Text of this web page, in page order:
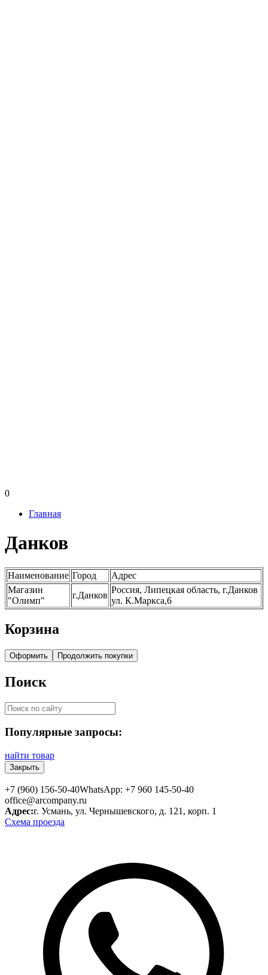
0
Главная
Данков
Наименование Город
Адрес
Магазин
"Олимп"
г.Данков
Россия, Липецкая область, г.Данков
ул. К.Маркса,6
Корзина
Оформить Продолжить покупки
Поиск
Популярные запросы:
найти товар
Закрыть
+7 (960) 156-50-40WhatsApp: +7 960 145-50-40
office@arcompany.ru
Адрес:г. Усмань, ул. Чернышевского, д. 121, корп. 1
Схема проезда